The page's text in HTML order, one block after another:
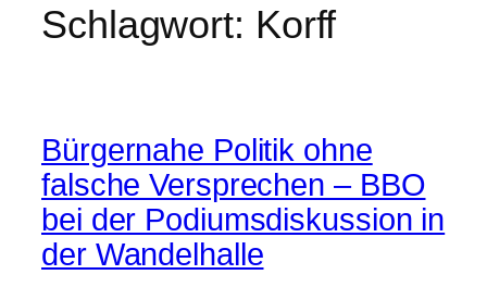
Schlagwort: Korff
Bürgernahe Politik ohne
falsche Versprechen – BBO
bei der Podiumsdiskussion in
der Wandelhalle